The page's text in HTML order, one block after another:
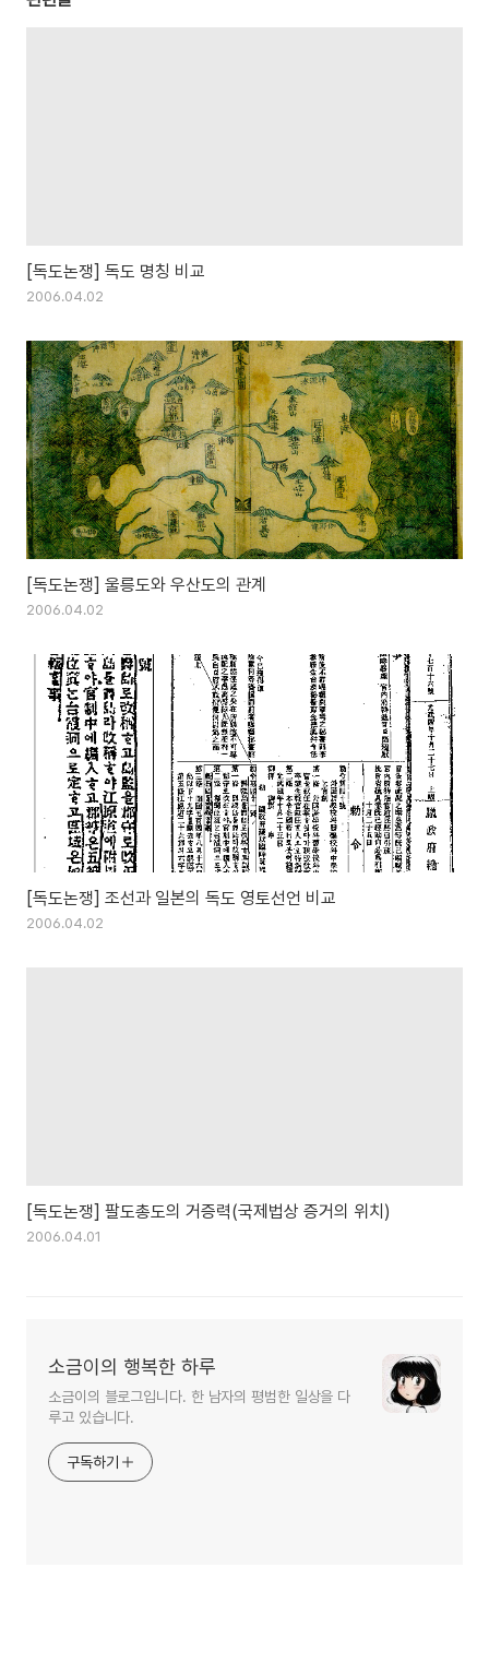
[독도논쟁] 독도 명칭 비교
2006.04.02
[독도논쟁] 울릉도와 우산도의 관계
2006.04.02
[독도논쟁] 조선과 일본의 독도 영토선언 비교
2006.04.02
[독도논쟁] 팔도총도의 거증력(국제법상 증거의 위치)
2006.04.01
소금이의 행복한 하루
소금이의 블로그입니다. 한 남자의 평범한 일상을 다
루고 있습니다.
구독하기